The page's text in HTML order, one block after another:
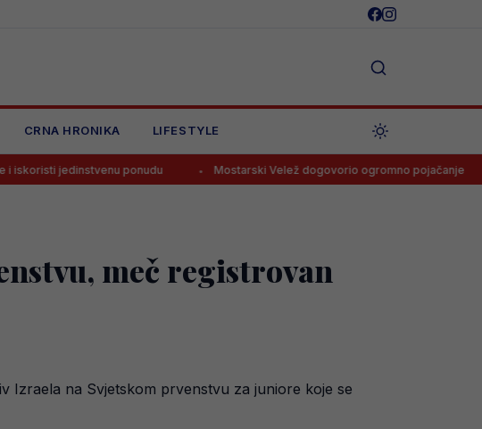
CRNA HRONIKA LIFESTYLE
ponudu Mostarski Velež dogovorio ogromno pojačanje Navijači
meč registrovan
Izraela na Svjetskom prvenstvu za juniore koje se